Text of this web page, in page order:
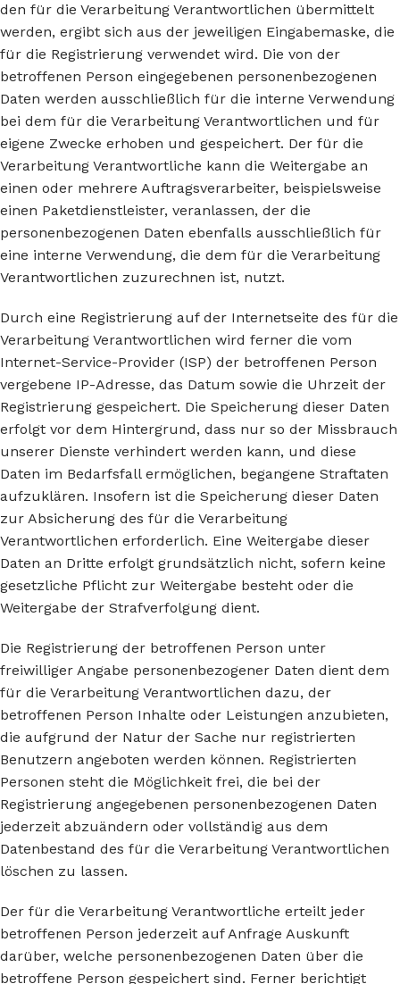
den für die Verarbeitung Verantwortlichen übermittelt
werden, ergibt sich aus der jeweiligen Eingabemaske, die
für die Registrierung verwendet wird. Die von der
betroffenen Person eingegebenen personenbezogenen
Daten werden ausschließlich für die interne Verwendung
bei dem für die Verarbeitung Verantwortlichen und für
eigene Zwecke erhoben und gespeichert. Der für die
Verarbeitung Verantwortliche kann die Weitergabe an
einen oder mehrere Auftragsverarbeiter, beispielsweise
einen Paketdienstleister, veranlassen, der die
personenbezogenen Daten ebenfalls ausschließlich für
eine interne Verwendung, die dem für die Verarbeitung
Verantwortlichen zuzurechnen ist, nutzt.
Durch eine Registrierung auf der Internetseite des für die
Verarbeitung Verantwortlichen wird ferner die vom
Internet-Service-Provider (ISP) der betroffenen Person
vergebene IP-Adresse, das Datum sowie die Uhrzeit der
Registrierung gespeichert. Die Speicherung dieser Daten
erfolgt vor dem Hintergrund, dass nur so der Missbrauch
unserer Dienste verhindert werden kann, und diese
Daten im Bedarfsfall ermöglichen, begangene Straftaten
aufzuklären. Insofern ist die Speicherung dieser Daten
zur Absicherung des für die Verarbeitung
Verantwortlichen erforderlich. Eine Weitergabe dieser
Daten an Dritte erfolgt grundsätzlich nicht, sofern keine
gesetzliche Pflicht zur Weitergabe besteht oder die
Weitergabe der Strafverfolgung dient.
Die Registrierung der betroffenen Person unter
freiwilliger Angabe personenbezogener Daten dient dem
für die Verarbeitung Verantwortlichen dazu, der
betroffenen Person Inhalte oder Leistungen anzubieten,
die aufgrund der Natur der Sache nur registrierten
Benutzern angeboten werden können. Registrierten
Personen steht die Möglichkeit frei, die bei der
Registrierung angegebenen personenbezogenen Daten
jederzeit abzuändern oder vollständig aus dem
Datenbestand des für die Verarbeitung Verantwortlichen
löschen zu lassen.
Der für die Verarbeitung Verantwortliche erteilt jeder
betroffenen Person jederzeit auf Anfrage Auskunft
darüber, welche personenbezogenen Daten über die
betroffene Person gespeichert sind. Ferner berichtigt